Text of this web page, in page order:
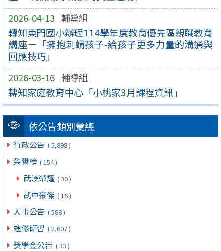
2026-04-13 輔導組
轉知東門國小辦理114學年度教育優先區親職教育
講座－「擁抱刺蝟孩子-給孩子更多力量的溝通與
回應技巧」
2026-03-16 輔導組
轉知家庭教育中心「小桃家3月課程資訊」
依公告類別彙總
行政公告 ( 5,898 )
榮譽榜 ( 154 )
武漢榮耀 ( 30 )
武中豪傑 ( 16 )
人事公告 ( 588 )
進修研習 ( 2,607 )
獎學金公告 ( 33 )